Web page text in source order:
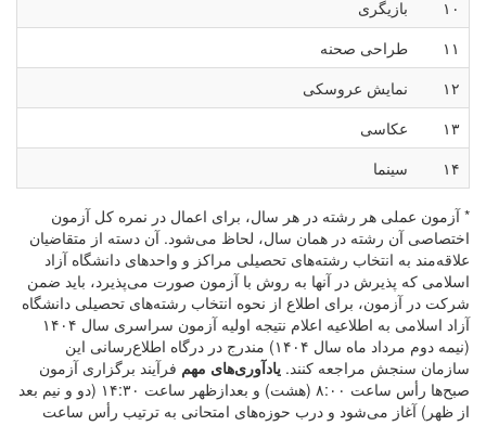
۱۰
بازیگری
۱۱
طراحی صحنه
۱۲
نمایش عروسکی
۱۳
عکاسی
۱۴
سینما
* آزمون عملی هر رشته در هر سال، برای اعمال در نمره کل آزمون
اختصاصی آن رشته در همان سال، لحاظ می‌شود. آن دسته از متقاضیان
علاقه‌مند به انتخاب رشته‌های تحصیلی مراکز و واحدهای دانشگاه آزاد
اسلامی که پذیرش در آنها به روش با آزمون صورت می‌پذیرد، باید ضمن
شرکت در آزمون، برای اطلاع از نحوه انتخاب رشته‌های تحصیلی دانشگاه
آزاد اسلامی به اطلاعیه اعلام نتیجه اولیه آزمون سراسری سال ۱۴۰۴
(نیمه دوم مرداد ماه سال ۱۴۰۴) مندرج در درگاه اطلاع‌رسانی این
سازمان سنجش مراجعه کنند. یادآوری‌های مهم‌ فرآیند برگزاری آزمون
صبح‌ها رأس ساعت ۸:۰۰ (هشت) و بعدازظهر ساعت ۱۴:۳۰ (دو و نیم بعد
از ظهر) آغاز می‌شود و درب حوزه‌های امتحانی به ترتیب رأس ساعت